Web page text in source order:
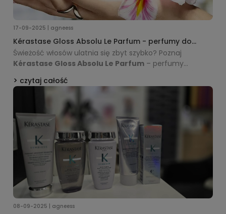
17-09-2025 | agneess
Kérastase Gloss Absolu Le Parfum - perfumy do
włosów 30 ml: luksusowy zapach i połysk w jednym
Świeżość włosów ulatnia się zbyt szybko? Poznaj
Kérastase Gloss Absolu Le Parfum – perfumy
łączy luksusową kompozycję nut cytrusowych,
kwiatowych i waniliowych z pielęgnacją nadającą
pasmom blask i lekkość.
czytaj całość
08-09-2025 | agneess